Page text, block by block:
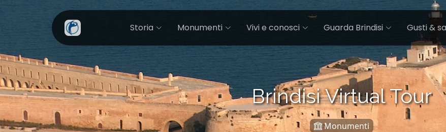
Storia Monumenti Vivi e conosci Guarda Brindisi Gusti &
Brindisi Virtual Tour
Monumenti